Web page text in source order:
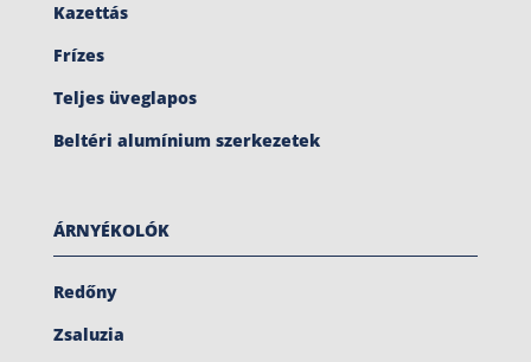
Kazettás
Frízes
Teljes üveglapos
Beltéri alumínium szerkezetek
ÁRNYÉKOLÓK
Redőny
Zsaluzia